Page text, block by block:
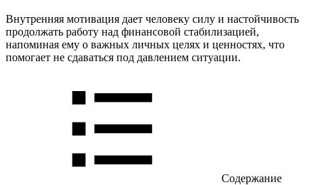
Внутренняя мотивация дает человеку силу и настойчивость
продолжать работу над финансовой стабилизацией,
напоминая ему о важных личных целях и ценностях, что
помогает не сдаваться под давлением ситуации.
Содержание